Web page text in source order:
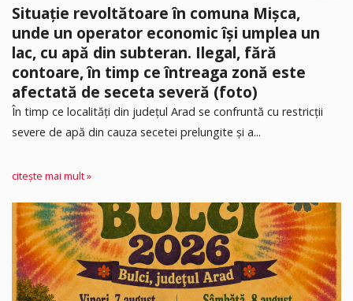
Situație revoltătoare în comuna Mișca,
unde un operator economic își umplea un
lac, cu apă din subteran. Ilegal, fără
contoare, în timp ce întreaga zonă este
afectată de seceta severă (foto)
În timp ce localități din județul Arad se confruntă cu restricții
severe de apă din cauza secetei prelungite și a...
citește mai mult »